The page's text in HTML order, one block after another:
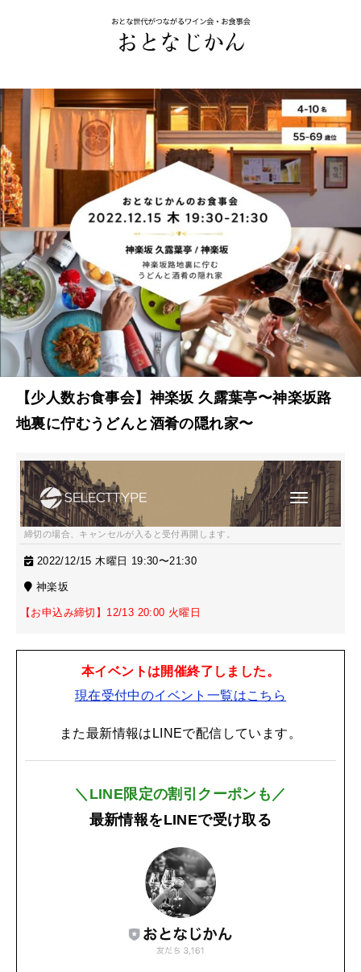
【少人数お食事会】神楽坂 久露葉亭〜神楽坂路
地裏に佇むうどんと酒肴の隠れ家〜
締切の場合、キャンセルが入ると受付再開します。
2022/12/15 木曜日 19:30〜21:30
神楽坂
【お申込み締切】12/13 20:00 火曜日
本イベントは開催終了しました。
現在受付中のイベント一覧はこちら
また最新情報はLINEで配信しています。
＼LINE限定の割引クーポンも／
最新情報をLINEで受け取る